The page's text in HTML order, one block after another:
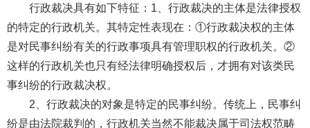
行政裁决具有如下特征：1、行政裁决的主体是法律授权
的特定的行政机关。其特定性表现在：①行政裁决权的主体
是对民事纠纷有关的行政事项具有管理职权的行政机关。②
这样的行政机关也只有经法律明确授权后，才拥有对该类民
事纠纷的行政裁决权。
2、行政裁决的对象是特定的民事纠纷。传统上，民事纠
纷是由法院裁判的，行政机关当然不能裁决属于司法权范畴